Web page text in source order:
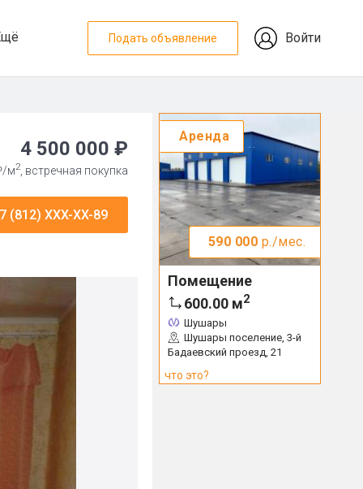
Подать объявление Войти
4 500 000 ₽
м2, встречная покупка
(812) XXX-XX-89
Аренда
590 000 р./мес.
Помещение
600.00 м2
Шушары
Шушары поселение, 3-й
Бадаевский проезд, 21
что это?